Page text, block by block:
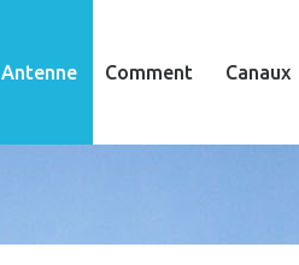
Antenne Comment Canaux